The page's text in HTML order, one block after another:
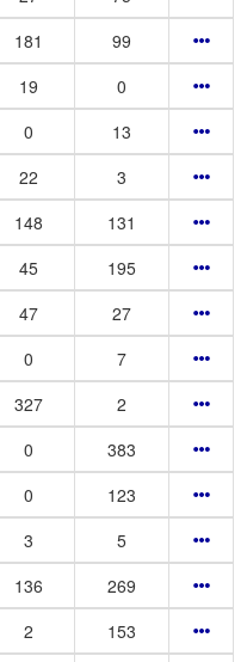
181
99
19
0
0
13
22
3
148
131
45
195
47
27
0
7
327
2
0
383
0
123
3
5
136
269
2
153